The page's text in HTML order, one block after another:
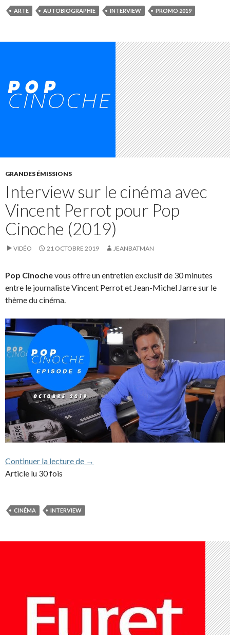
ARTE AUTOBIOGRAPHIE INTERVIEW PROMO 2019
GRANDES ÉMISSIONS
Interview sur le cinéma avec
Vincent Perrot pour Pop
Cinoche (2019)
VIDÉO 21 OCTOBRE 2019 JEANBATMAN
Pop Cinochevous offre un entretien exclusif de 30 minutes
entre le journaliste Vincent Perrot et Jean-Michel Jarre sur le
thème du cinéma.
Continuer la lecture de Interview sur le cinéma avec Vincent
→
Article lu 30 fois
CINÉMA INTERVIEW